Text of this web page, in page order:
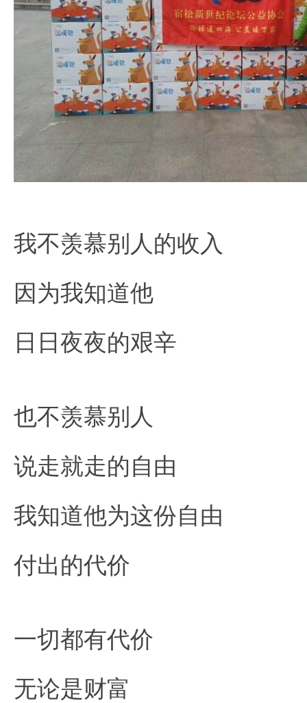
我不羡慕别人的收入
因为我知道他
日日夜夜的艰辛
也不羡慕别人
说走就走的自由
我知道他为这份自由
付出的代价
一切都有代价
无论是财富